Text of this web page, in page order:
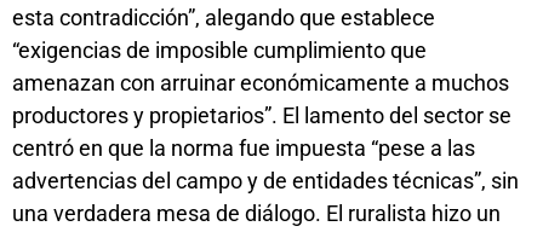
esta contradicción”, alegando que establece
“exigencias de imposible cumplimiento que
amenazan con arruinar económicamente a muchos
productores y propietarios”. El lamento del sector se
centró en que la norma fue impuesta “pese a las
advertencias del campo y de entidades técnicas”, sin
una verdadera mesa de diálogo. El ruralista hizo un